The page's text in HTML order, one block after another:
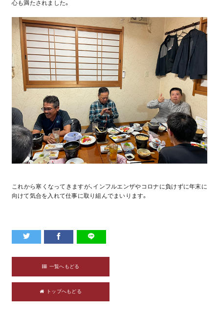
心も満たされました。
これから寒くなってきますが、インフルエンザやコロナに負けずに年末に
向けて気合を入れて仕事に取り組んでまいります。
一覧へもどる
トップへもどる